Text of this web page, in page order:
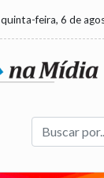
quinta-feira, 6 de
Buscar